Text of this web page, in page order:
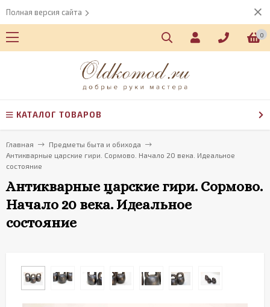
Полная версия сайта
0
КАТАЛОГ ТОВАРОВ
Главная
Предметы быта и обихода
Антикварные царские гири. Сормово. Начало 20 века. Идеальное
состояние
Антикварные царские гири. Сормово.
Начало 20 века. Идеальное
состояние